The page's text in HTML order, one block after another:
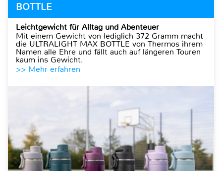
BOTTLE
Leichtgewicht für Alltag und Abenteuer
Mit einem Gewicht von lediglich 372 Gramm macht
die ULTRALIGHT MAX BOTTLE von Thermos ihrem
Namen alle Ehre und fällt auch auf längeren Touren
kaum ins Gewicht.
>> Mehr erfahren